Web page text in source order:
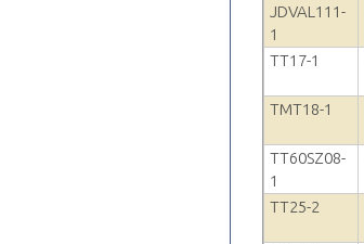
JDVAL111-
1
TT17-1
TMT18-1
TT60SZ08-
1
TT25-2